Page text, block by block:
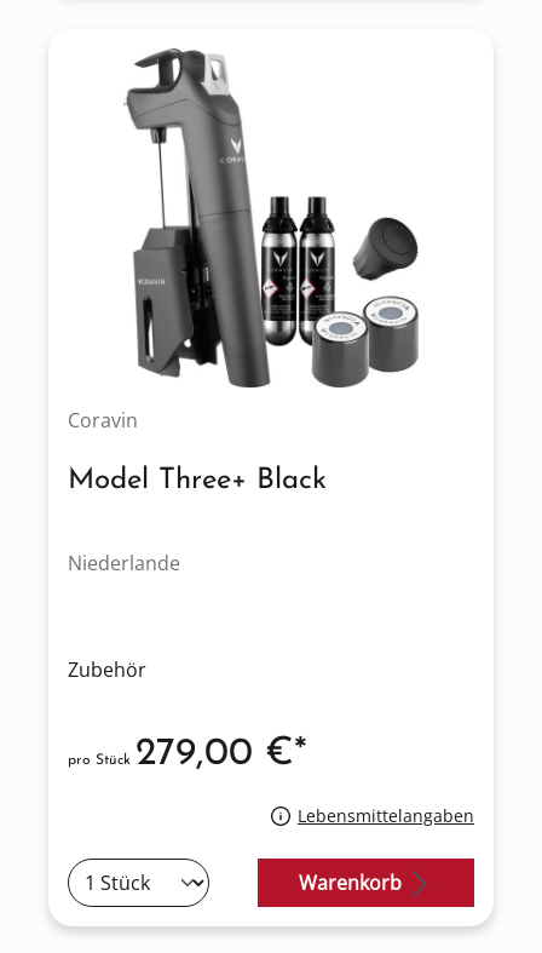
Coravin
Model Three+ Black
Niederlande
Zubehör
Lebensmittelangaben
pro Stück 279,00 €*
Warenkorb